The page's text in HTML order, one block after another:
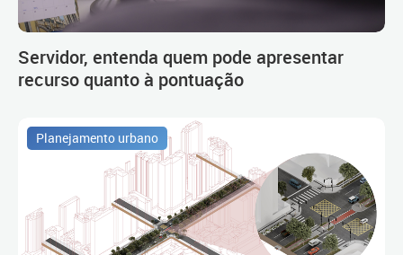
Servidor, entenda quem pode apresentar
recurso quanto à pontuação
Planejamento urbano